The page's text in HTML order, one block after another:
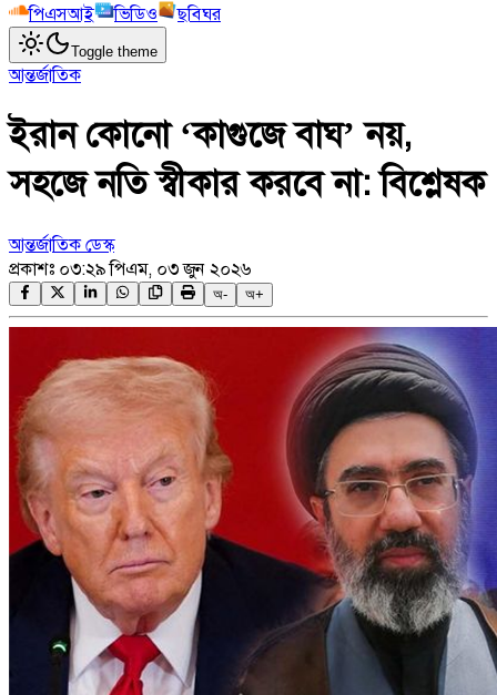
পিএসআই
ভিডিও ছবিঘর
Toggle theme
আন্তর্জাতিক
ইরান কোনো ‘কাগুজে বাঘ’ নয়,
সহজে নতি স্বীকার করবে না: বিশ্লেষক
আন্তর্জাতিক ডেস্ক
প্রকাশঃ ০৩:২৯ পিএম, ০৩ জুন ২০২৬
অ- অ+